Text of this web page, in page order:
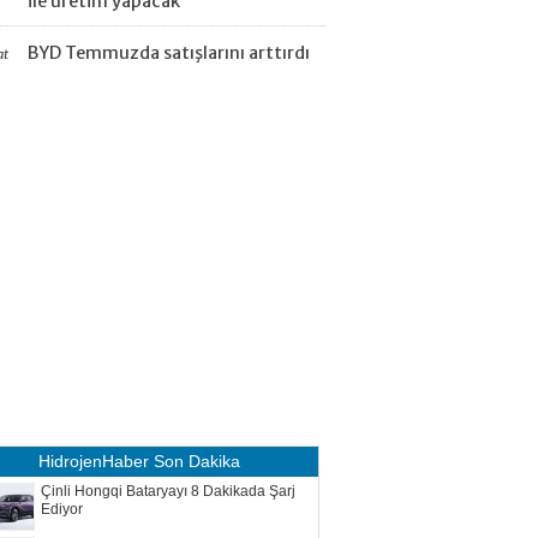
BYD Temmuzda satışlarını arttırdı
HidrojenHaber Son Dakika
Çinli Hongqi Bataryayı 8 Dakikada Şarj
Ediyor